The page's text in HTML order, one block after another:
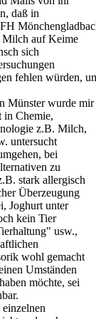
daß in
Milch auf Keime
sich
fehlen würden,
Münster wurde mir
in Chemie,
z.B. Milch,
untersucht
bei
zu
stark allergisch
Überzeugung
Joghurt unter
kein Tier
usw.,
wohl gemacht
Umständen
möchte, sei